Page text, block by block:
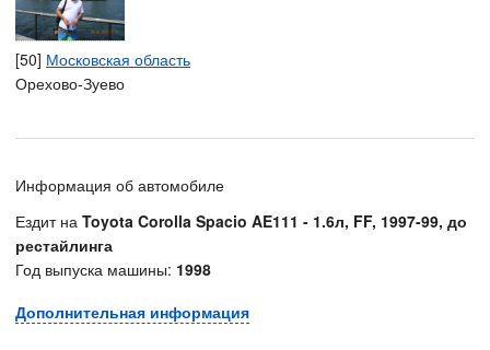
[50] Московская область
Орехово-Зуево
Информация об автомобиле
Ездит на Toyota Corolla Spacio AE111 - 1.6л, FF, 1997-99, до
рестайлинга
Год выпуска машины: 1998
Дополнительная информация